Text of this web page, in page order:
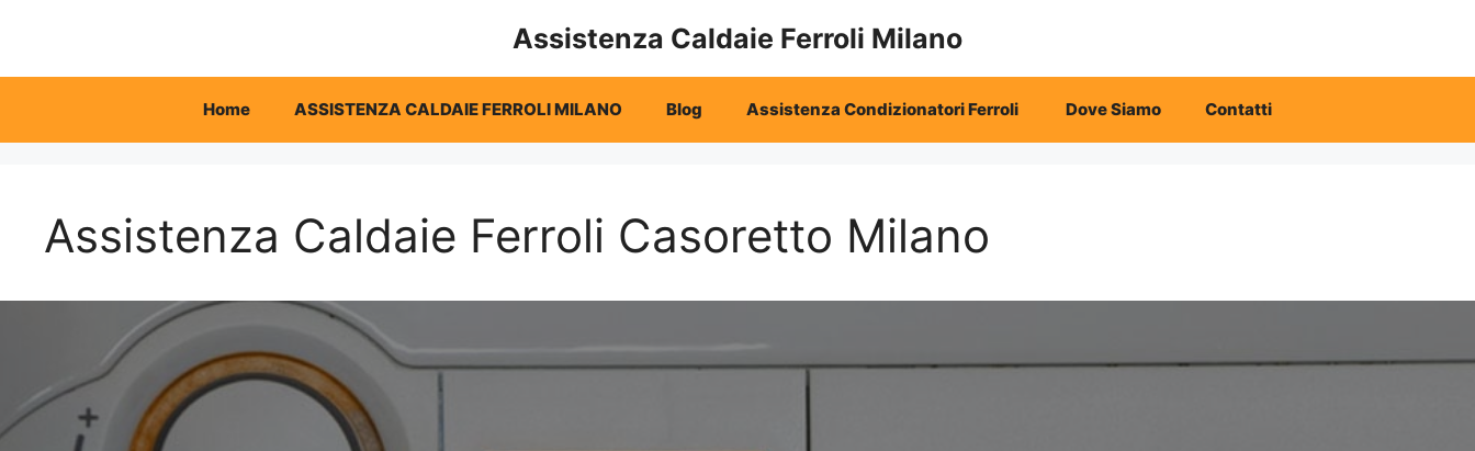
Assistenza Caldaie Ferroli Milano
Home ASSISTENZA CALDAIE FERROLI MILANO Blog Assistenza Condizionatori Ferroli Dove Siamo Contatti
Assistenza Caldaie Ferroli Casoretto Milano